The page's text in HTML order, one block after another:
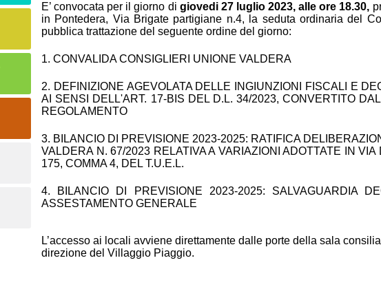
E’ convocata per il giorno di giovedi 27 luglio2023, alle ore 18.30,
in Pontedera, Via Brigate partigiane n.4, la seduta ordinaria del
pubblica trattazione del seguente ordine del giorno:
1. CONVALIDA CONSIGLIERI UNIONE VALDERA
2. DEFINIZIONE AGEVOLATA DELLE INGIUNZIONI FISCALI E
AI SENSI DELL'ART. 17-BIS DEL D.L. 34/2023, CONVERTITO
REGOLAMENTO
3. BILANCIO DI PREVISIONE 2023-2025: RATIFICA
VALDERA N. 67/2023 RELATIVA A VARIAZIONI ADOTTATE IN
175, COMMA 4, DEL T.U.E.L.
4.
BILANCIO DI PREVISIONE 2023-2025: SALVAGUARDIA
ASSESTAMENTO GENERALE
L’accesso ai locali avviene direttamente dalle porte della sala
direzione del Villaggio Piaggio.